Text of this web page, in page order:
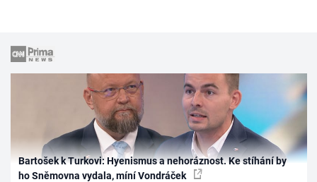
Bartošek k Turkovi: Hyenismus a nehoráznost. Ke stíhání by
ho Sněmovna vydala, míní Vondráček